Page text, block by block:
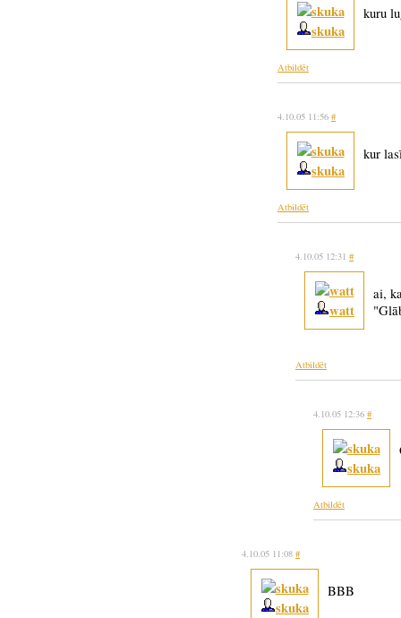
skuka
kuru
Atbildēt
4.10.05 11:56 #
skuka
kur
Atbildēt
4.10.05 12:31 #
watt
ai,
Atbildēt
4.10.05 12:36 #
skuka
Atbildēt
4.10.05 11:08 #
skuka
BBB